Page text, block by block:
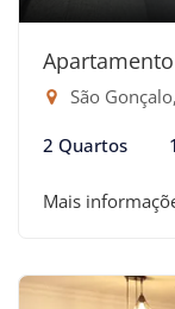
São
2 Quartos
Mais